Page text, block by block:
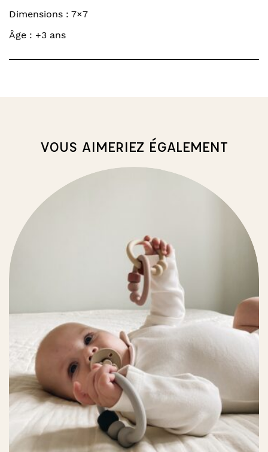
Dimensions : 7×7
Âge : +3 ans
VOUS AIMERIEZ ÉGALEMENT